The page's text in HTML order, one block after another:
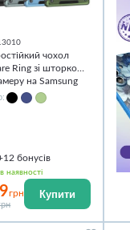
чохол
Ring зi шторкою
на Samsung
S25 Ultra
бонусів
наявності
грн Купити